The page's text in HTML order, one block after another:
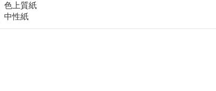
色上質紙
中性紙